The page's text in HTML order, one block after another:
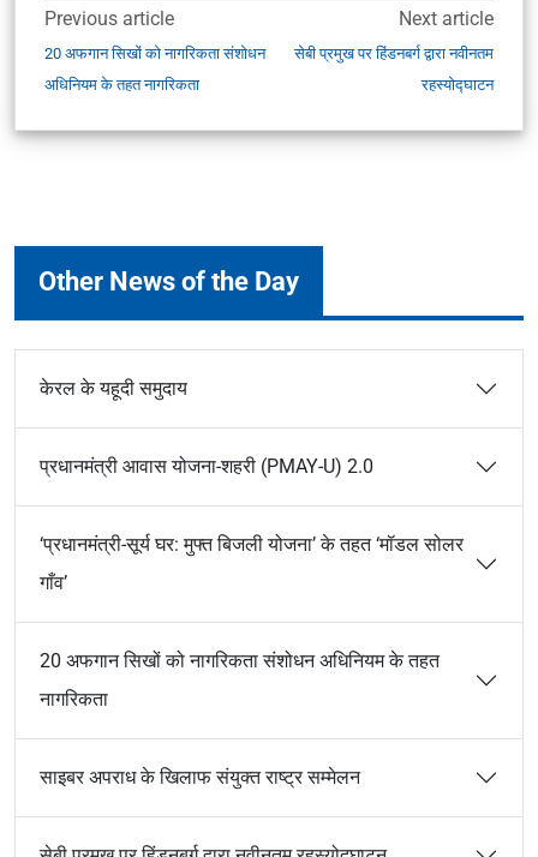
Previous article
20 अफगान सिखों को नागरिकता संशोधन
अधिनियम के तहत नागरिकता
Next article
सेबी प्रमुख पर हिंडनबर्ग द्वारा नवीनतम
रहस्योद्घाटन
Other News of the Day
केरल के यहूदी समुदाय
प्रधानमंत्री आवास योजना-शहरी (PMAY-U) 2.0
‘प्रधानमंत्री-सूर्य घर: मुफ्त बिजली योजना’ के तहत ‘मॉडल सोलर
गाँव’
20 अफगान सिखों को नागरिकता संशोधन अधिनियम के तहत
नागरिकता
साइबर अपराध के खिलाफ संयुक्त राष्ट्र सम्मेलन